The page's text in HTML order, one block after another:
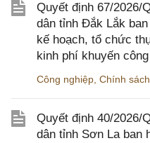
Quyết định 67/2026/
dân tỉnh Đắk Lắk
kế hoạch, tổ chức
kinh phí khuyến
Công nghiệp Chính sách
Quyết định 40/2026/
dân tỉnh Sơn La ban